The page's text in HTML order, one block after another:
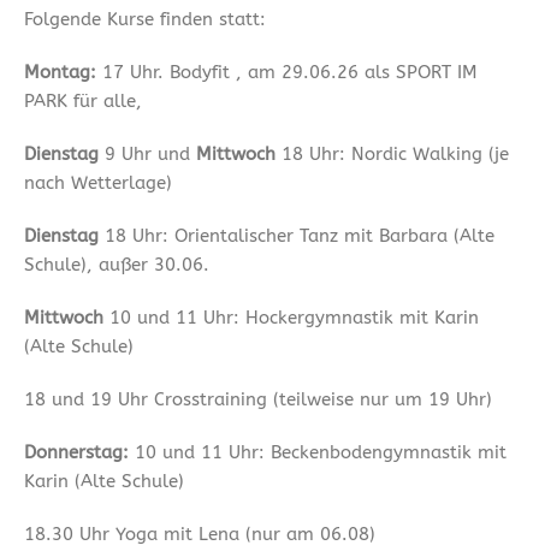
Folgende Kurse finden statt:
Montag: 17 Uhr. Bodyfit , am 29.06.26 als SPORT IM
PARK für alle,
Dienstag 9 Uhr und Mittwoch 18 Uhr: Nordic Walking (je
nach Wetterlage)
Dienstag 18 Uhr: Orientalischer Tanz mit Barbara (Alte
Schule), außer 30.06.
Mittwoch 10 und 11 Uhr: Hockergymnastik mit Karin
(Alte Schule)
18 und 19 Uhr Crosstraining (teilweise nur um 19 Uhr)
Donnerstag: 10 und 11 Uhr: Beckenbodengymnastik mit
Karin (Alte Schule)
18.30 Uhr Yoga mit Lena (nur am 06.08)